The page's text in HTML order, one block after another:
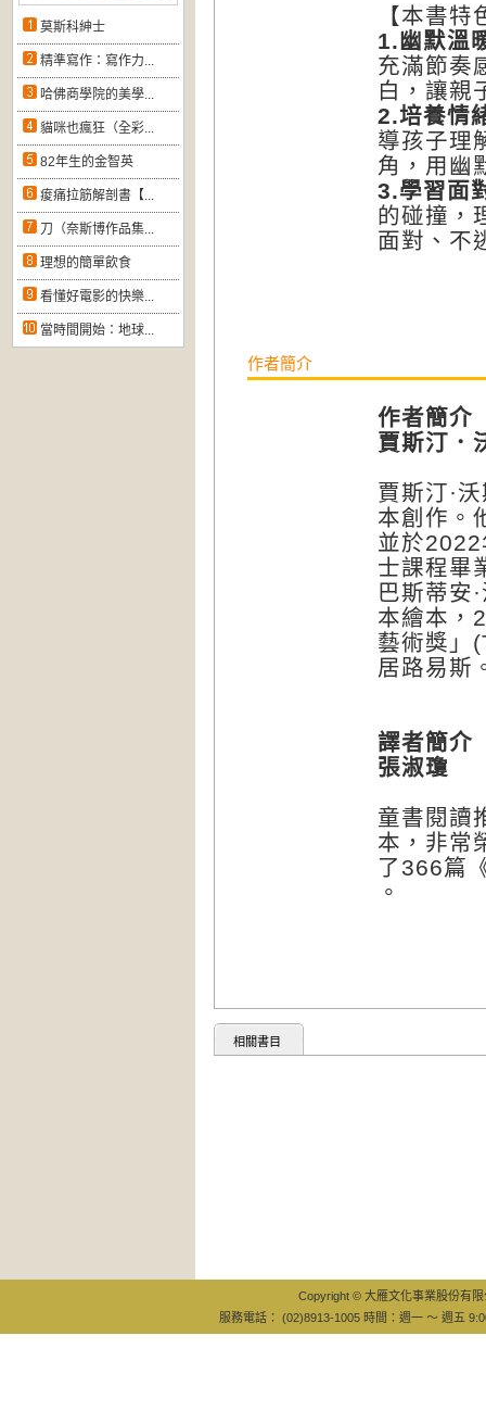
莫斯科紳士
精準寫作：寫作力...
哈佛商學院的美學...
貓咪也瘋狂（全彩...
82年生的金智英
痠痛拉筋解剖書【...
刀（奈斯博作品集...
理想的簡單飲食
看懂好電影的快樂...
當時間開始：地球...
【本書特
1. 幽默溫
充滿節奏
白，讓親
2.培養情
導孩子理
角，用幽
3.學習面
的碰撞，
面對、不
作者簡介
作者簡介
賈斯汀
賈斯汀·
本創作。
並於
士課程畢
巴斯蒂安
本繪本，
藝術獎」
居路易斯
譯者簡介
張淑瓊
童書閱讀
本，非常
了366篇
。
相關書目
Copyright © 大雁文化事業股份有
服務電話： (02)8913-1005 時間：週一 ～ 週五